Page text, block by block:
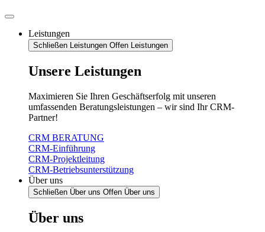
Leistungen
Schließen Leistungen Offen Leistungen
Unsere Leistungen
Maximieren Sie Ihren Geschäftserfolg mit unseren
umfassenden Beratungsleistungen – wir sind Ihr CRM-
Partner!
CRM BERATUNG
CRM-Einführung
CRM-Projektleitung
CRM-Betriebsunterstützung
Über uns
Schließen Über uns Offen Über uns
Über uns